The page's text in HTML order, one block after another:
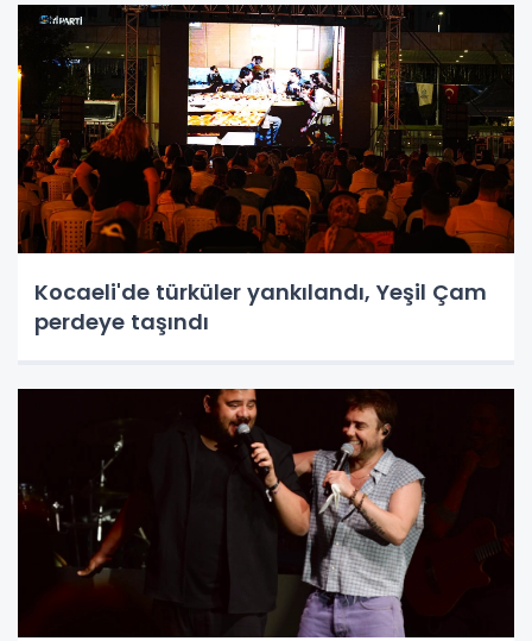
Kocaeli'de türküler yankılandı, Yeşil Çam
perdeye taşındı